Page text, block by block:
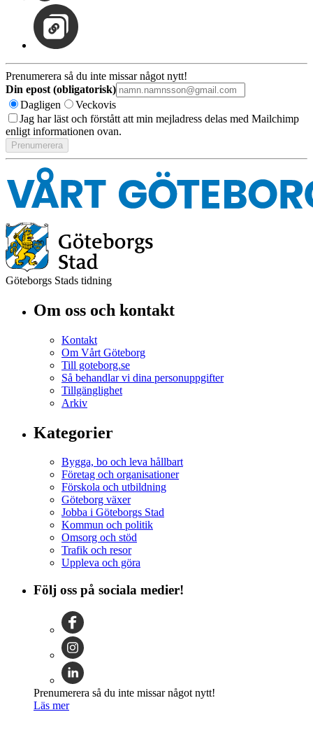
Prenumerera så du inte missar något nytt!
Din epost (obligatorisk)
Dagligen
Veckovis
Jag har läst och förstått att min mejladress delas med Mailchimp
enligt informationen ovan.
Göteborgs Stads tidning
Om oss och kontakt
Kontakt
Om Vårt Göteborg
Till goteborg.se
Så behandlar vi dina personuppgifter
Tillgänglighet
Arkiv
Kategorier
Bygga, bo och leva hållbart
Företag och organisationer
Förskola och utbildning
Göteborg växer
Jobba i Göteborgs Stad
Kommun och politik
Omsorg och stöd
Trafik och resor
Uppleva och göra
Följ oss på sociala medier!
Prenumerera så du inte missar något nytt!
Läs mer